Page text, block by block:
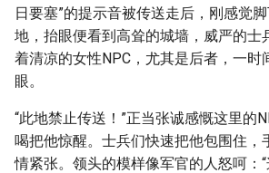
日要塞”的提示音被传送走后，刚感觉
地，抬眼便看到高耸的城墙，威严的士
着清凉的女性NPC，尤其是后者，一时
眼。
“此地禁止传送！”正当张诚感慨这里的
喝把他惊醒。士兵们快速把他包围住，
情紧张。领头的模样像军官的人怒呵：“